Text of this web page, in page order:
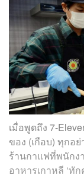
เมื่อพูดถึง 7-
ของ (เกือบ) ทุกอ
ร้านกาแฟที่พนักง
อาหารเกาหลี ‘ทั